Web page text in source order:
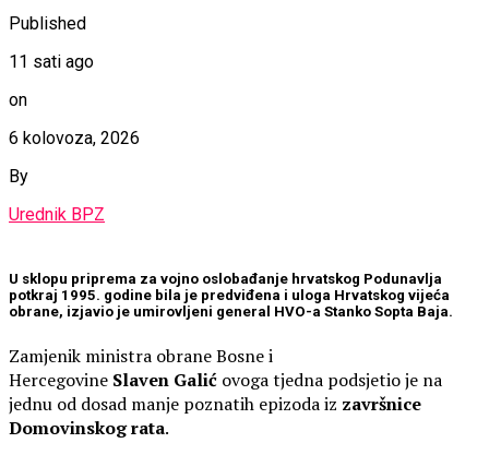
Published
11 sati ago
on
6 kolovoza, 2026
By
Urednik BPZ
U sklopu priprema za vojno oslobađanje hrvatskog Podunavlja
potkraj 1995. godine bila je predviđena i uloga Hrvatskog vijeća
obrane, izjavio je umirovljeni general HVO-a Stanko Sopta Baja.
Zamjenik ministra obrane Bosne i
Hercegovine Slaven Galić ovoga tjedna podsjetio je na
jednu od dosad manje poznatih epizoda iz završnice
Domovinskog rata.